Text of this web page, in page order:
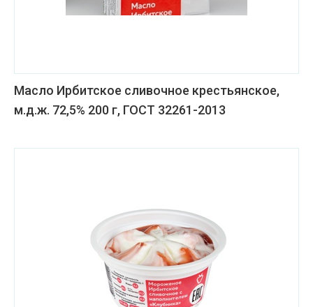
Масло Ирбитское сливочное крестьянское,
м.д.ж. 72,5% 200 г, ГОСТ 32261-2013